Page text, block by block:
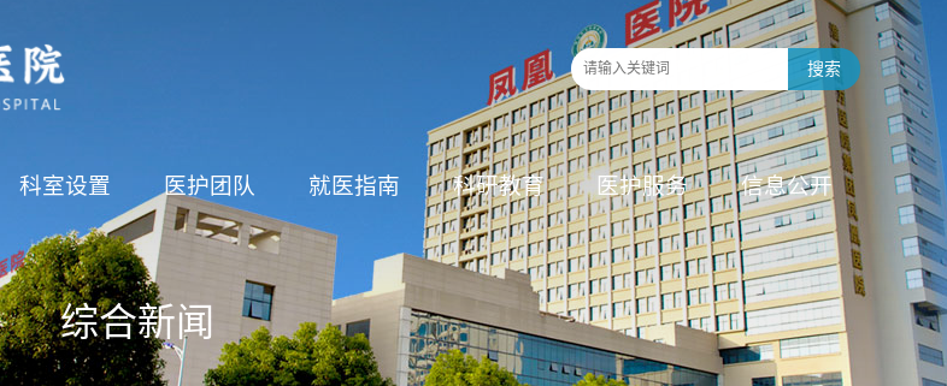
科室设置 医护团队 就医指南 科研教育 医护服务 信息公开
综合新闻